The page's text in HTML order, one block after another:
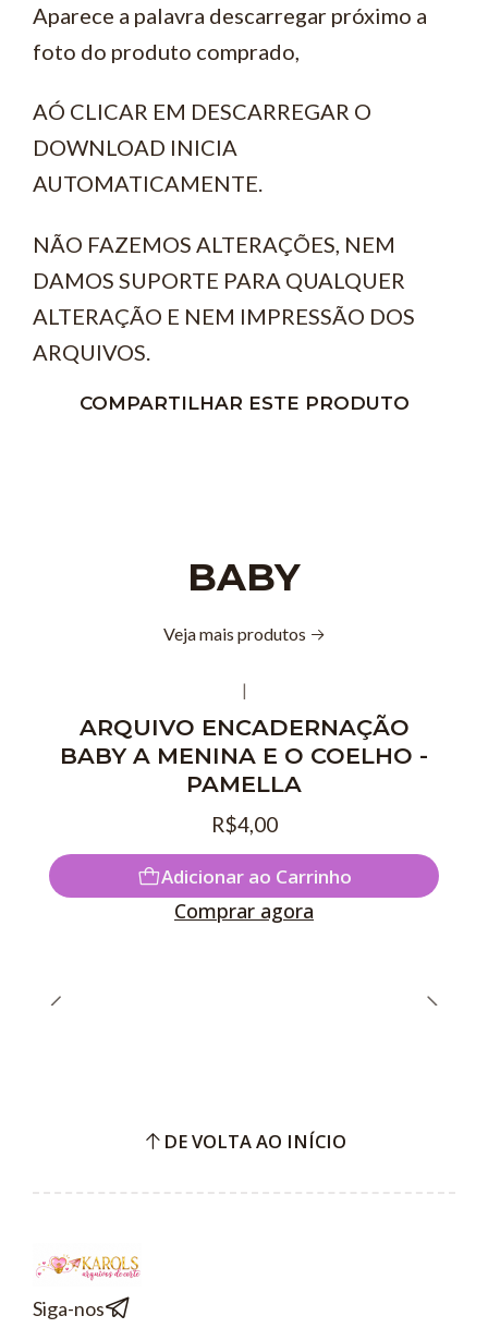
Aparece a palavra descarregar próximo a
foto do produto comprado,
AÓ CLICAR EM DESCARREGAR O
DOWNLOAD INICIA
AUTOMATICAMENTE.
NÃO FAZEMOS ALTERAÇÕES, NEM
DAMOS SUPORTE PARA QUALQUER
ALTERAÇÃO E NEM IMPRESSÃO DOS
ARQUIVOS.
COMPARTILHAR ESTE PRODUTO
BABY
Veja mais produtos
|
ARQUIVO ENCADERNAÇÃO
BABY A MENINA E O COELHO -
PAMELLA
R$4,00
Adicionar ao Carrinho
Comprar agora
DE VOLTA AO INÍCIO
Siga-nos